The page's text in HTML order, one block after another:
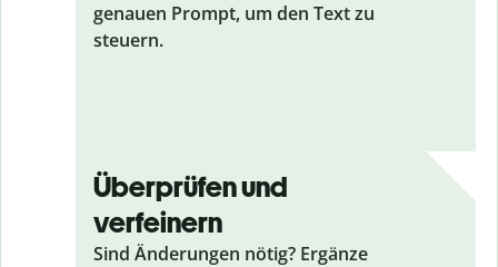
genauen Prompt, um den Text zu
steuern.
Überprüfen und
verfeinern
Sind Änderungen nötig? Ergänze